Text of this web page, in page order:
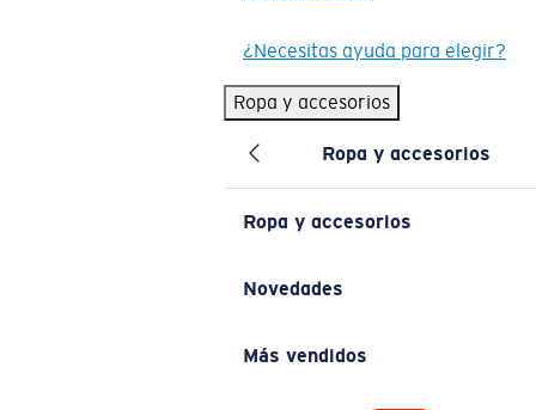
¿Necesitas ayuda para elegir?
Ropa y accesorios
Ropa y accesorios
Ropa y accesorios
Novedades
Más vendidos